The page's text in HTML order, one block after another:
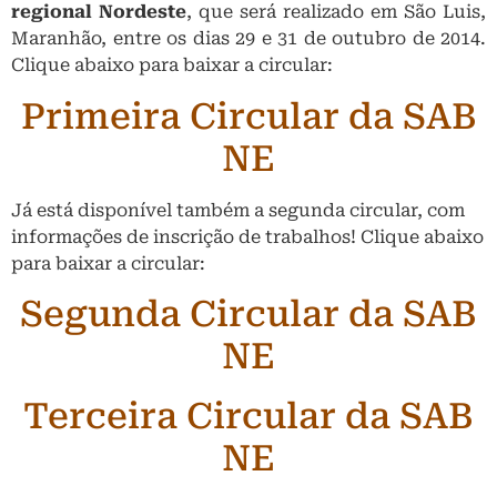
regional Nordeste, que será realizado em São Luis,
Maranhão, entre os dias 29 e 31 de outubro de 2014.
Clique abaixo para baixar a circular:
Primeira Circular da SAB
NE
Já está disponível também a segunda circular, com
informações de inscrição de trabalhos! Clique abaixo
para baixar a circular:
Segunda Circular da SAB
NE
Terceira Circular da SAB
NE